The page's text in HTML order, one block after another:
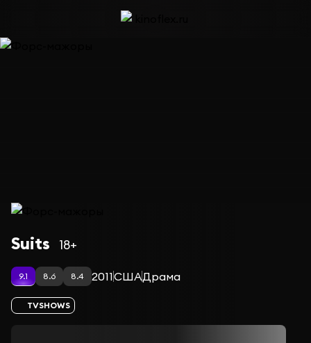
Сериал Форс-мажоры — сезон 3
Suits 18+
9.1 8.6 8.4 2011СШАДрама
TVSHOWS